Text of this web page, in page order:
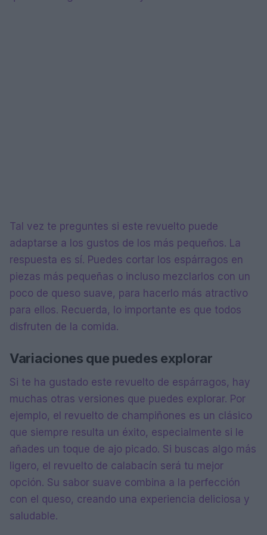
Tal vez te preguntes si este revuelto puede
adaptarse a los gustos de los más pequeños. La
respuesta es sí. Puedes cortar los espárragos en
piezas más pequeñas o incluso mezclarlos con un
poco de queso suave, para hacerlo más atractivo
para ellos. Recuerda, lo importante es que todos
disfruten de la comida.
Variaciones que puedes explorar
Si te ha gustado este revuelto de espárragos, hay
muchas otras versiones que puedes explorar. Por
ejemplo, el revuelto de champiñones es un clásico
que siempre resulta un éxito, especialmente si le
añades un toque de ajo picado. Si buscas algo más
ligero, el revuelto de calabacín será tu mejor
opción. Su sabor suave combina a la perfección
con el queso, creando una experiencia deliciosa y
saludable.